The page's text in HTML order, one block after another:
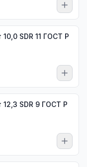
10,0 SDR 11 ГОСТ Р
12,3 SDR 9 ГОСТ Р